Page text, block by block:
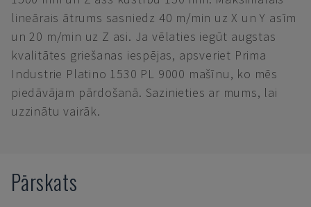
lineārais ātrums sasniedz 40 m/min uz X un Y asīm
un 20 m/min uz Z asi. Ja vēlaties iegūt augstas
kvalitātes griešanas iespējas, apsveriet Prima
Industrie Platino 1530 PL 9000 mašīnu, ko mēs
piedāvājam pārdošanā. Sazinieties ar mums, lai
uzzinātu vairāk.
Pārskats